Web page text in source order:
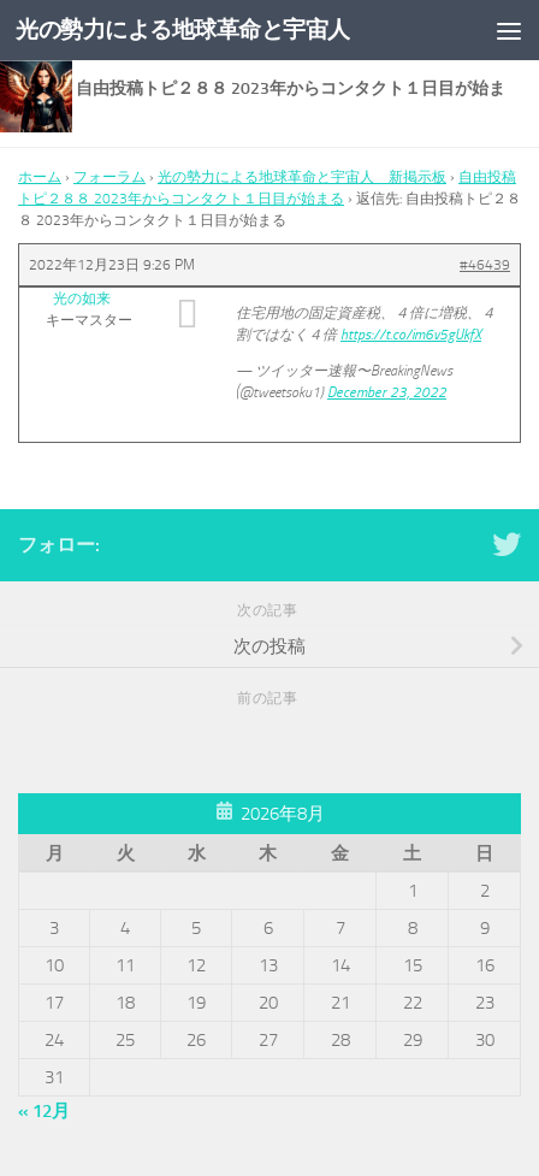
コンテンツへスキップ
光の勢力による地球革命と宇宙人
返信先: 自由投稿トピ２８８ 2023年からコンタクト１日目が始ま
る
ホーム › フォーラム › 光の勢力による地球革命と宇宙人 新掲示板 › 自由投稿
トピ２８８ 2023年からコンタクト１日目が始まる › 返信先: 自由投稿トピ２８
８ 2023年からコンタクト１日目が始まる
2022年12月23日 9:26 PM
#46439
光の如来
キーマスター
住宅用地の固定資産税、４倍に増税、４
割ではなく４倍 https://t.co/im6v5gUkfX
— ツイッター速報〜BreakingNews
(@tweetsoku1) December 23, 2022
フォロー:
次の記事
次の投稿
前の記事
2026年8月
月
火 水 木 金 土
日
1
2
3
4 5 6 7 8
9
10
11 12 13 14 15
16
17
18 19 20 21 22
23
24
25 26 27 28 29
30
31
« 12月